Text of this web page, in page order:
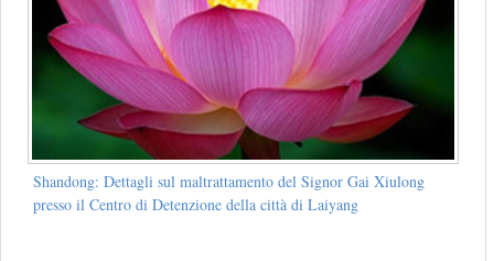
Shandong: Dettagli sul maltrattamento del Signor Gai Xiulong
presso il Centro di Detenzione della città di Laiyang